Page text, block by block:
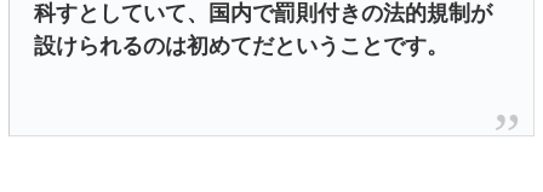
科すとしていて、国内で罰則付きの法的規制が
設けられるのは初めてだということです。